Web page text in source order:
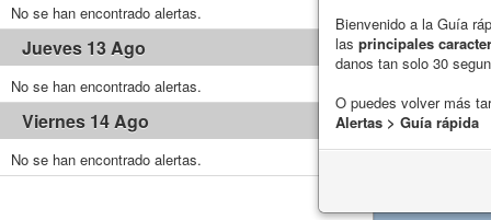
No se han encontrado alertas.
Jueves 13 Ago
No se han encontrado alertas.
Viernes 14 Ago
No se han encontrado alertas.
Bienvenido a la Guía
las principales
danos tan solo 30
O puedes volver más
Alertas > Guía rápida